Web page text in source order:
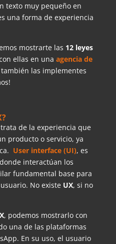
texto muy pequeño en
una forma de experiencia
mostrarte las 12 leyes
ellas en una agencia de
las implementes
de la experiencia que
producto o servicio, ya
User interface (UI), es
interactúan los
fundamental base para
No existe UX, si no
, podemos mostrarlo con
una de las plataformas
En su uso, el usuario